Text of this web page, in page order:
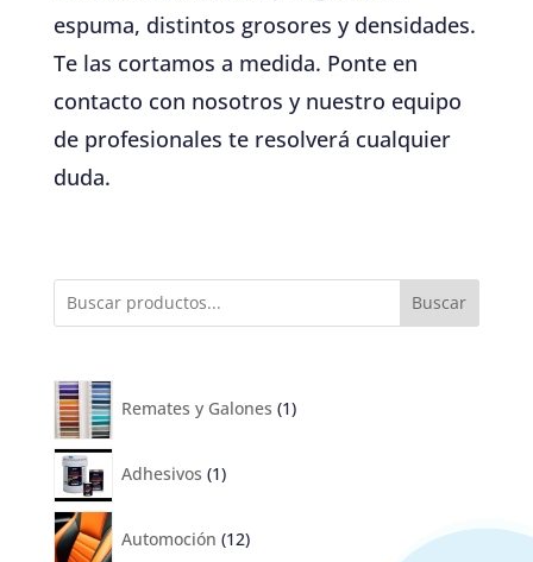
espuma, distintos grosores y densidades.
Te las cortamos a medida. Ponte en
contacto con nosotros y nuestro equipo
de profesionales te resolverá cualquier
duda.
Buscar
Remates y Galones 1
Adhesivos 1
Automoción 12